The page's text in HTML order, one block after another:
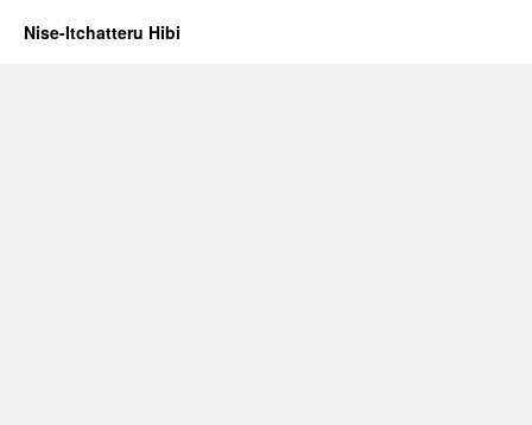
Nise-Itchatteru Hibi